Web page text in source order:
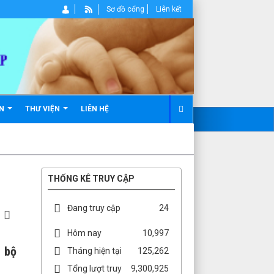
THƯ VIỆN LIÊN HỆ
Sơ đồ cổng Liên kết
bộ
THỐNG KÊ TRUY CẬP
Đang truy cập 24
Hôm nay
10,997
Tháng hiện tại
125,262
Tổng lượt truy
9,300,925